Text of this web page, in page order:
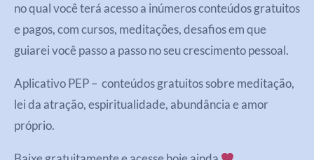
no qual você terá acesso a inúmeros conteúdos gratuitos
e pagos, com cursos, meditações, desafios em que
guiarei você passo a passo no seu crescimento pessoal.
Aplicativo PEP – conteúdos gratuitos sobre meditação,
lei da atração, espiritualidade, abundância e amor
próprio.